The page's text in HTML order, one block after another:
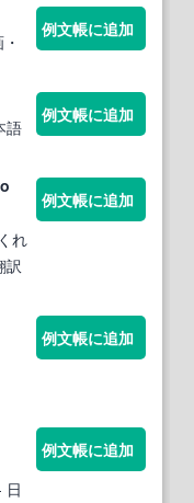
例文帳に追加
語
例文帳に追加
れ
訳
例文帳に追加
例文帳に追加
日
例文帳に追加